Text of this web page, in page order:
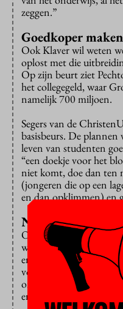
zeggen.”
Goedkoper maken
Ook Klaver wil weten
oplost met die
Op zijn beurt ziet
het collegegeld, waar
namelijk 700 miljoen.
Segers van de
basisbeurs. De
leven van studenten
“een doekje voor het
niet komt, doe dan ten
(jongeren die op een
en dan opklimmen) en
Naar Mars
Op zulke onderwerpen
wel vinden. Ze beloven
en waarschuwen dat de
voor hebben. VVD en
onderwijs, suggereren
er vandaag wel bij